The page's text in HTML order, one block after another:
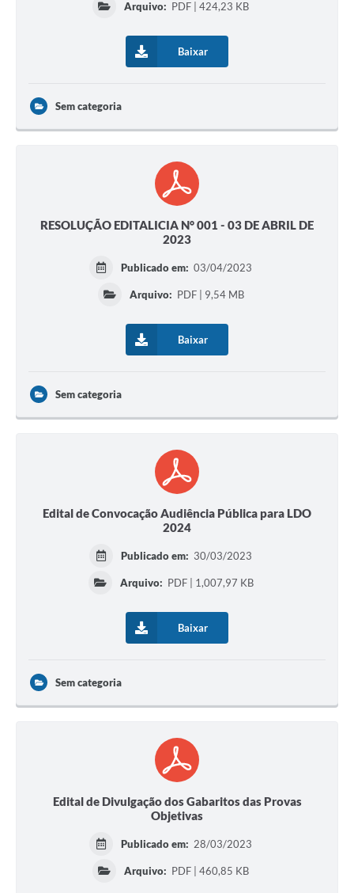
Arquivo: PDF | 424,23 KB
Baixar
Sem categoria
RESOLUÇÃO EDITALICIA N° 001 - 03 DE ABRIL DE
2023
Publicado em: 03/04/2023
Arquivo: PDF | 9,54 MB
Baixar
Sem categoria
Edital de Convocação Audiência Pública para LDO
2024
Publicado em: 30/03/2023
Arquivo: PDF | 1,007,97 KB
Baixar
Sem categoria
Edital de Divulgação dos Gabaritos das Provas
Objetivas
Publicado em: 28/03/2023
Arquivo: PDF | 460,85 KB